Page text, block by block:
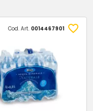
Cod. Art. 0014467901